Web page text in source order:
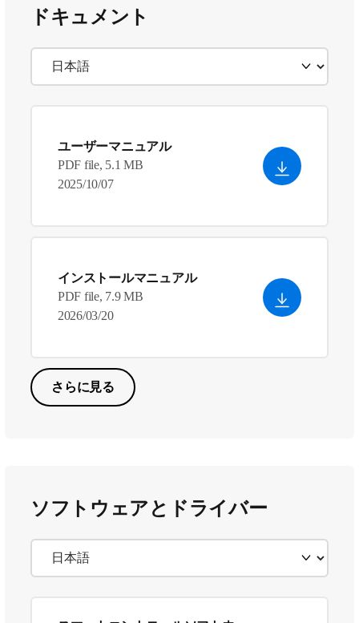
ドキュメント
ユーザーマニュアル
PDF file, 5.1 MB
2025/10/07
インストールマニュアル
PDF file, 7.9 MB
2026/03/20
さらに見る
ソフトウェアとドライバー